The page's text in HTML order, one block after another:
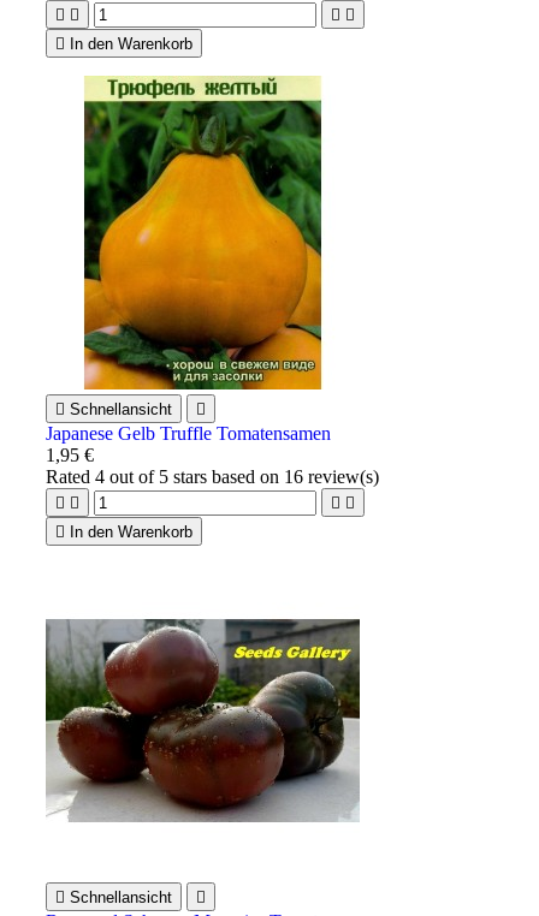
   

In den Warenkorb
 Schnellansicht 
Japanese Gelb Truffle Tomatensamen
1,95 €
Rated4 out of 5 stars based on 16 review(s)
   

In den Warenkorb
 Schnellansicht 